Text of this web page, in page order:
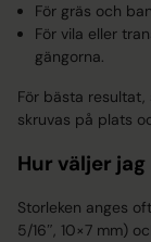
För gräs och
För vila eller
gängorna.
För bästa
skruvas på plats
Hur väljer
Storleken anges
5/16″, 10×7 mm)